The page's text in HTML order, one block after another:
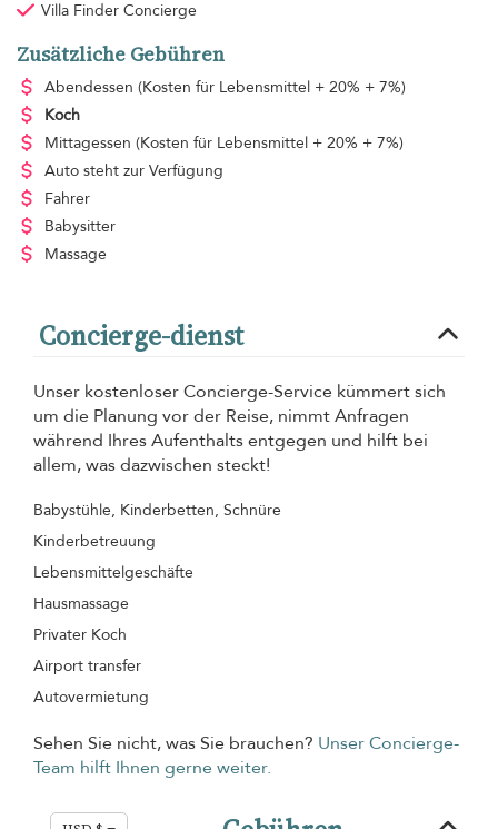
Villa Finder Concierge
Zusätzliche Gebühren
Abendessen (Kosten für Lebensmittel + 20% + 7%)
Koch
Mittagessen (Kosten für Lebensmittel + 20% + 7%)
Auto steht zur Verfügung
Fahrer
Babysitter
Massage
Concierge-dienst
Unser kostenloser Concierge-Service kümmert sich
um die Planung vor der Reise, nimmt Anfragen
während Ihres Aufenthalts entgegen und hilft bei
allem, was dazwischen steckt!
Babystühle, Kinderbetten, Schnüre
Kinderbetreuung
Lebensmittelgeschäfte
Hausmassage
Privater Koch
Airport transfer
Autovermietung
Sehen Sie nicht, was Sie brauchen? Unser Concierge-
Team hilft Ihnen gerne weiter.